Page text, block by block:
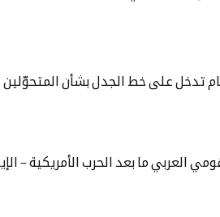
تدخل على خط الجدل بشأن المتحوّلين
العربي ما بعد الحرب الأمريكية –